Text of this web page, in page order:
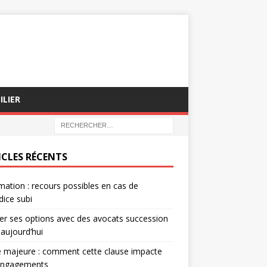
RÉCENTS
: recours possibles en cas de
subi
ses options avec des avocats succession
majeure : comment cette clause impacte